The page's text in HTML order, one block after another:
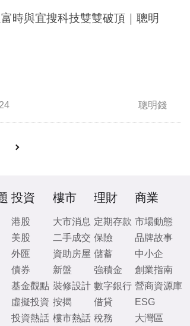
富時與宜搜科技雙雙破頂｜聰明
聰明錢
投資
港股
美股
外匯
債券
基金觀點
虛擬投資
投資熱話
樓市
大市消息
二手成交
資助房屋
新盤
裝修設計
按揭
樓市熱話
理財
定期存款
保險
儲蓄
強積金
數字銀行
借貸
稅務
商業
市場動態
品牌故事
中小企
創業指南
營商資源庫
ESG
大灣區